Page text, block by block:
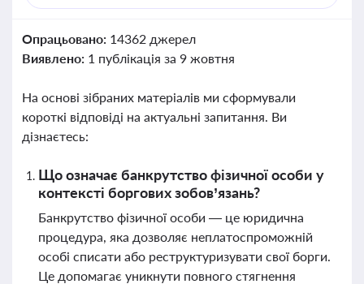
Опрацьовано: 14362 джерел
Виявлено: 1 публікація за 9 жовтня
На основі зібраних матеріалів ми сформували
короткі відповіді на актуальні запитання. Ви
дізнаєтесь:
Що означає банкрутство фізичної особи у
контексті боргових зобов’язань?
Банкрутство фізичної особи — це юридична
процедура, яка дозволяє неплатоспроможній
особі списати або реструктуризувати свої борги.
Це допомагає уникнути повного стягнення